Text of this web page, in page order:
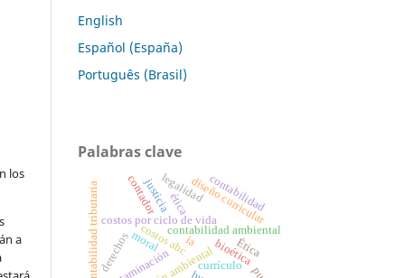
los
a
English
Español (España)
Português (Brasil)
Palabras clave
contabilidad ambiental
costos por ciclo de vida
costos abc
currículo
diseño curricular
contabilidad tributaria contador ética
moral
derechos bioética
Ética
justicialegalidad
ia
contabilidad